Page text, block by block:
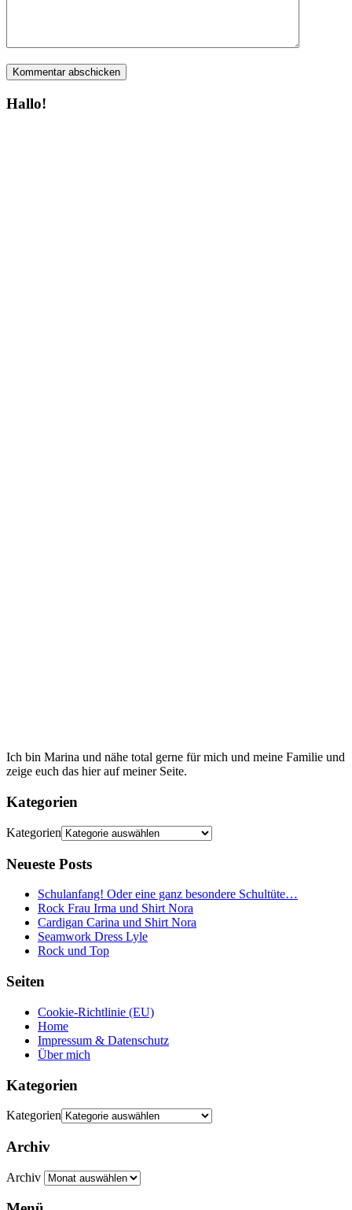
Hallo!
Ich bin Marina und nähe total gerne für mich und meine Familie und
zeige euch das hier auf meiner Seite.
Kategorien
Kategorien
Neueste Posts
Schulanfang! Oder eine ganz besondere Schultüte…
Rock Frau Irma und Shirt Nora
Cardigan Carina und Shirt Nora
Seamwork Dress Lyle
Rock und Top
Seiten
Cookie-Richtlinie (EU)
Home
Impressum & Datenschutz
Über mich
Kategorien
Kategorien
Archiv
Archiv